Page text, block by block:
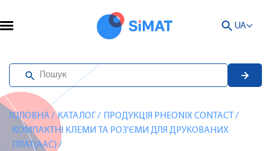
UA
ГОЛОВНА/ КАТАЛОГ / ПРОДУКЦІЯ PHEONIX CONTACT /
КОМПАКТНІ КЛЕМИ ТА РОЗ'ЄМИ ДЛЯ ДРУКОВАНИХ
ПЛАТ(AAC) /